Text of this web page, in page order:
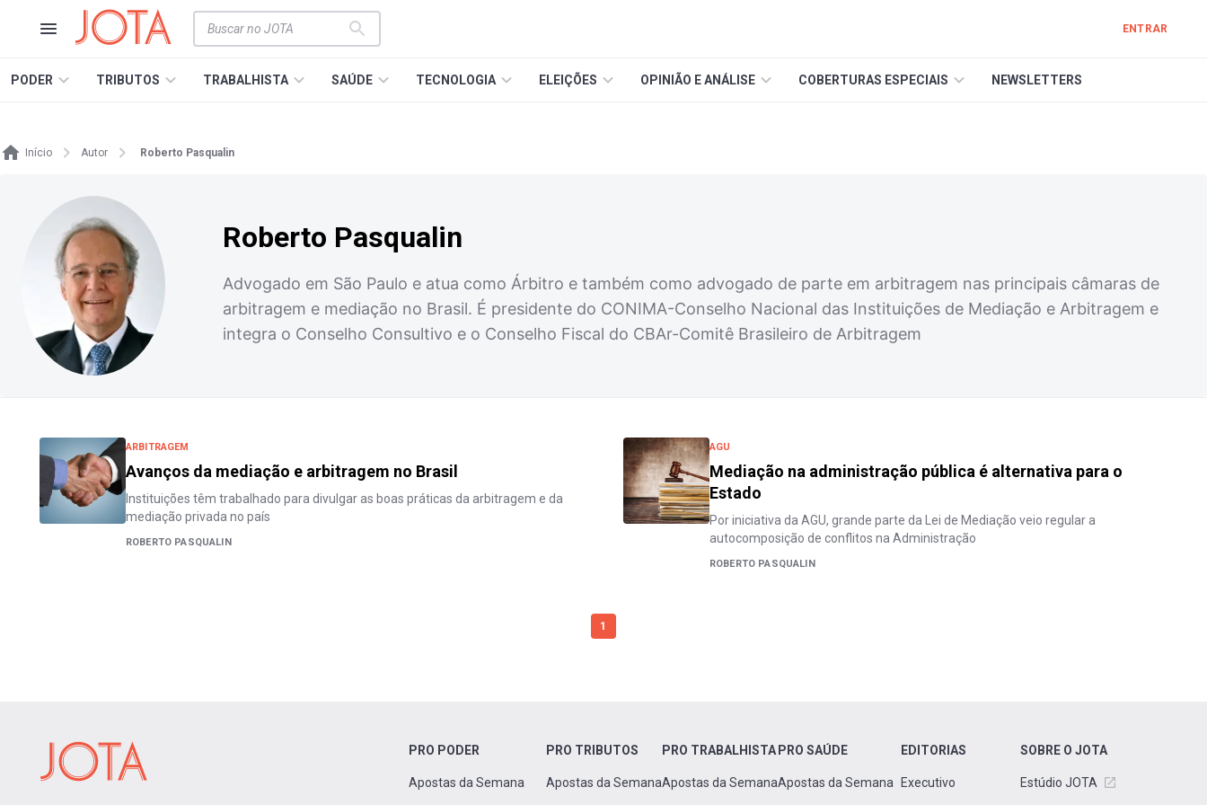
ENTRAR
PODER TRIBUTOS TRABALHISTA SAÚDE TECNOLOGIA ELEIÇÕES OPINIÃO E ANÁLISE COBERTURAS ESPECIAIS NEWSLETTERS
Início Autor Roberto Pasqualin
Roberto Pasqualin
Advogado em São Paulo e atua como Árbitro e também como advogado de parte em arbitragem nas principais câmaras de
arbitragem e mediação no Brasil. É presidente do CONIMA-Conselho Nacional das Instituições de Mediação e Arbitragem e
integra o Conselho Consultivo e o Conselho Fiscal do CBAr-Comitê Brasileiro de Arbitragem
ARBITRAGEM
Avanços da mediação e arbitragem no Brasil
Instituições têm trabalhado para divulgar as boas práticas da arbitragem e da
mediação privada no país
ROBERTO PASQUALIN
AGU
Mediação na administração pública é alternativa para o
Estado
Por iniciativa da AGU, grande parte da Lei de Mediação veio regular a
autocomposição de conflitos na Administração
ROBERTO PASQUALIN
1
PRO PODER
Apostas da Semana
PRO TRIBUTOS
Apostas da Semana
PRO TRABALHISTA
Apostas da Semana
PRO SAÚDE
Apostas da Semana
EDITORIAS
Executivo
SOBRE O JOTA
Estúdio JOTA